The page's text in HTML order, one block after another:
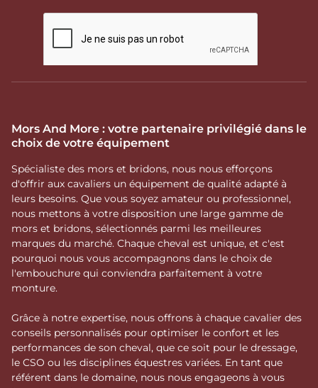
Cette conception permet aux cavaliers de travailler avec
davantage de précision, aussi bien dans le travail quotidien
que dans des situations plus techniques, tout en
conservant une communication respectueuse et efficace.
comprendre leur
influence
Velari propose ses mors avec trois alliages distincts. Le
choix de l’alliage influence la sensation en bouche, la
salivation et la réactivité du cheval. Il s’agit d’un élément
clé dans l’adaptation de l’embouchure.
Acier inoxydable: Offre une sensation neutre et stable.
Durable et facile d’entretien, il convient aux chevaux à la
bouche franche et aux cavaliers recherchant un contact
constant, sans stimulation particulière de la salivation.
favoriser la salivation et encourager une bouche plus
mobile. Ils peuvent aider certains chevaux à se détendre
davantage et à accepter plus facilement le contact, tout en
conservant une réponse précise aux aides.
Sweet Iron : Reconnaissable à sa couleur bleutée, le Sweet
Mors And More : votre partenaire privilégié dans le
choix de votre équipement
Spécialiste des mors et bridons, nous nous efforçons
d'offrir aux cavaliers un équipement de qualité adapté à
leurs besoins. Que vous soyez amateur ou professionnel,
nous mettons à votre disposition une large gamme de
mors et bridons, sélectionnés parmi les meilleures
marques du marché. Chaque cheval est unique, et c'est
pourquoi nous vous accompagnons dans le choix de
l'embouchure qui conviendra parfaitement à votre
monture.
Grâce à notre expertise, nous offrons à chaque cavalier des
conseils personnalisés pour optimiser le confort et les
performances de son cheval, que ce soit pour le dressage,
le CSO ou les disciplines équestres variées. En tant que
référent dans le domaine, nous nous engageons à vous